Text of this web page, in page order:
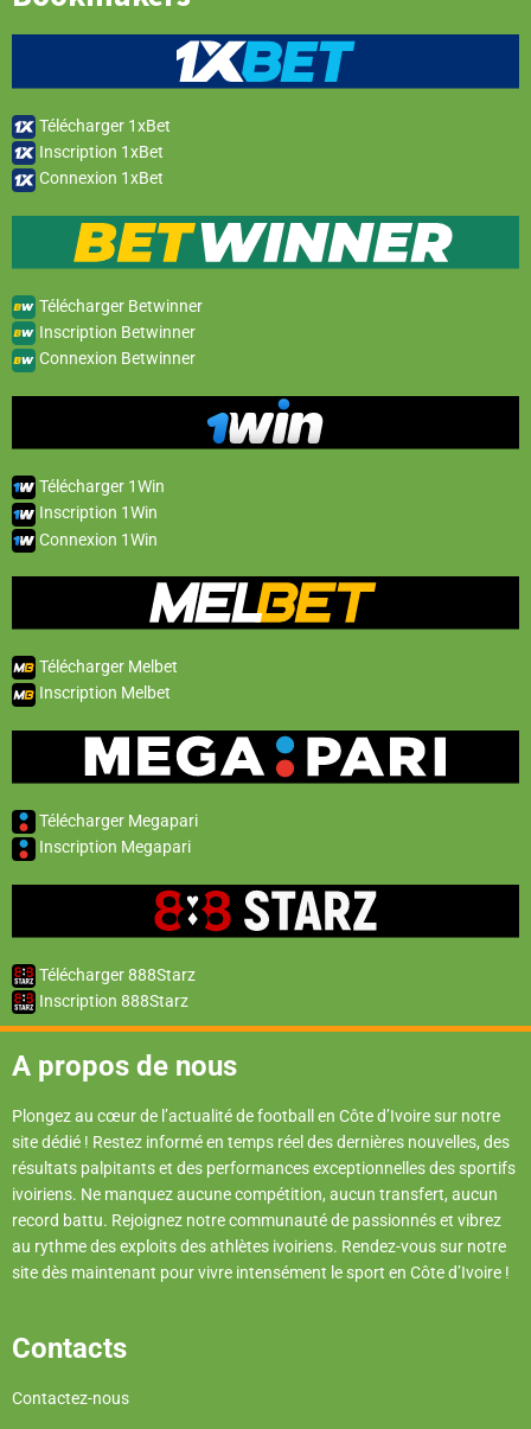
Télécharger 1xBet
Inscription 1xBet
Connexion 1xBet
Télécharger Betwinner
Inscription Betwinner
Connexion Betwinner
Télécharger 1Win
Inscription 1Win
Connexion 1Win
Télécharger Melbet
Inscription Melbet
Télécharger Megapari
Inscription Megapari
Télécharger 888Starz
Inscription 888Starz
A propos de nous
Plongez au cœur de l’actualité de football en Côte d’Ivoire sur notre
site dédié ! Restez informé en temps réel des dernières nouvelles, des
résultats palpitants et des performances exceptionnelles des sportifs
ivoiriens. Ne manquez aucune compétition, aucun transfert, aucun
record battu. Rejoignez notre communauté de passionnés et vibrez
au rythme des exploits des athlètes ivoiriens. Rendez-vous sur notre
site dès maintenant pour vivre intensément le sport en Côte d’Ivoire !
Contacts
Contactez-nous